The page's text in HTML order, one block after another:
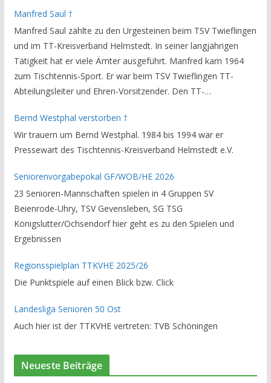
Manfred Saul †
Manfred Saul zählte zu den Urgesteinen beim TSV Twieflingen
und im TT-Kreisverband Helmstedt. In seiner langjährigen
Tätigkeit hat er viele Ämter ausgeführt. Manfred kam 1964
zum Tischtennis-Sport. Er war beim TSV Twieflingen TT-
Abteilungsleiter und Ehren-Vorsitzender. Den TT-
Helmstedt unterstützte er als Staffelleiter. Zuletzt war er
Vorsitzender des Rechtsausschusses im Kreisverband. Im
stillen GedenkenH.-K. Bartels / Vorsitzender
Bernd Westphal verstorben †
Wir trauern um Bernd Westphal. 1984 bis 1994 war er
Pressewart des Tischtennis-Kreisverband Helmstedt e.V.
Seniorenvorgabepokal GF/WOB/HE 2026
23 Senioren-Mannschaften spielen in 4 Gruppen SV
Beienrode-Uhry, TSV Gevensleben, SG TSG
Königslutter/Ochsendorf hier geht es zu den Spielen und
Ergebnissen
Regionsspielplan TTKVHE 2025/26
Die Punktspiele auf einen Blick bzw. Click
Landesliga Senioren 50 Ost
Auch hier ist der TTKVHE vertreten: TVB Schöningen
Neueste Beiträge